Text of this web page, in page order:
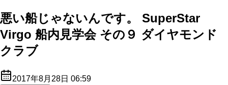
悪い船じゃないんです。 SuperStar
Virgo 船内見学会 その９ ダイヤモンド
クラブ
2017年8月28日 06:59